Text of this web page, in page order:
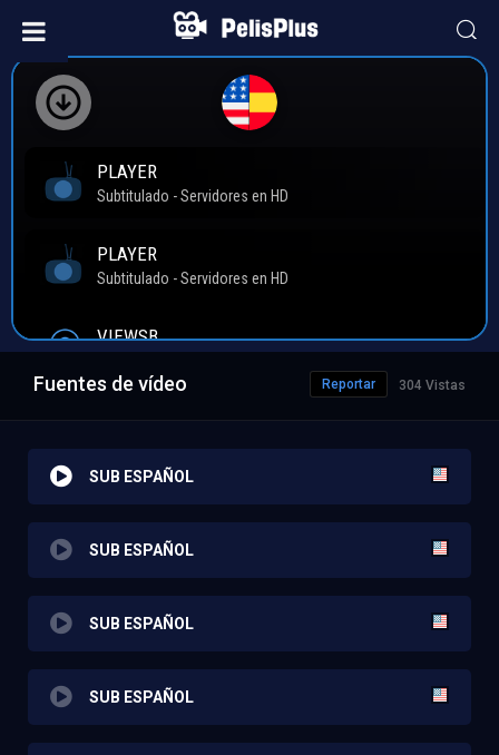
Fuentes de vídeo 304 Vistas
Reportar
SUB ESPAÑOL
SUB ESPAÑOL
SUB ESPAÑOL
SUB ESPAÑOL